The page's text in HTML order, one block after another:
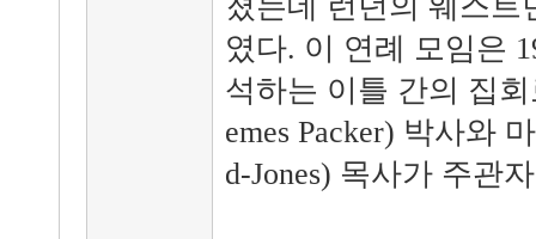
였다. 이 연례 모임은
석하는 이틀 간의 집
emes Packer) 박사와
d-Jones) 목사가 주관